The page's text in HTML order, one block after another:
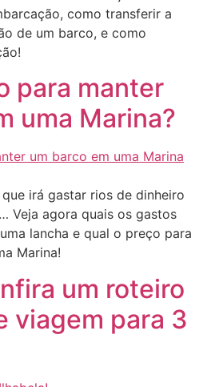
como transferir a
de um barco, e como
para manter
uma Marina?
irá gastar rios de dinheiro
Veja agora quais os gastos
lancha e qual o preço para
Marina!
um roteiro
viagem para 3